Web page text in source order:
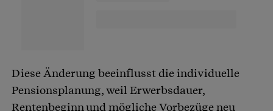
Diese Änderung beeinflusst die individuelle
Pensionsplanung, weil Erwerbsdauer,
Rentenbeginn und mögliche Vorbezüge neu